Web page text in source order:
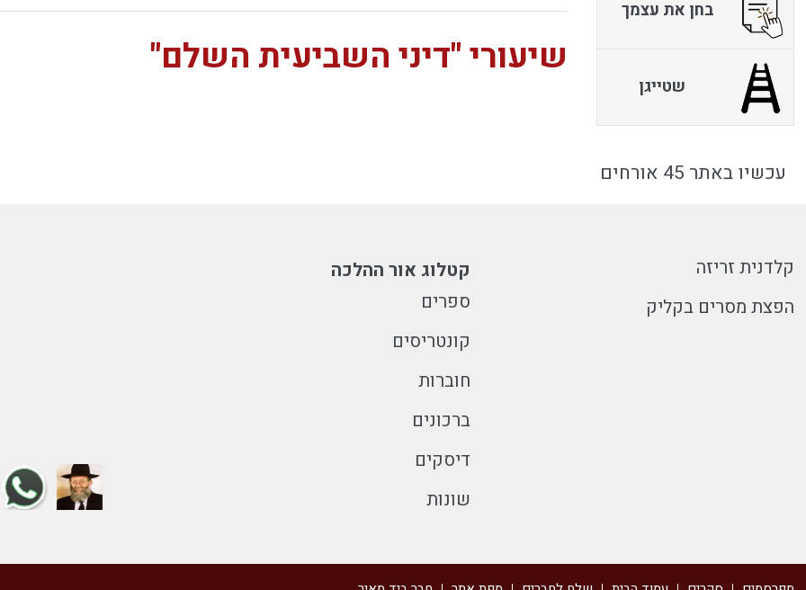
שיעורי "דיני השביעית השלם"
בחן את עצמך
שטייגן
עכשיו באתר 45 אורחים
קלדנית זריזה
הפצת מסרים בקליק
קטלוג אור ההלכה
ספרים
קונטריסים
חוברות
ברכונים
דיסקים
שונות